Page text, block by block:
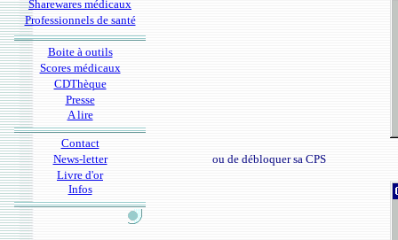
Sharewares médicaux
Professionnels de santé
Boite à outils
Scores médicaux
CDThèque
Presse
A lire
Contact
News-letter
Livre d'or
Infos
ou de débloquer sa CPS